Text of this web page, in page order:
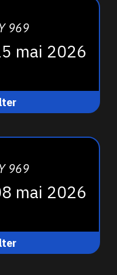
969
mai 2026
969
mai 2026